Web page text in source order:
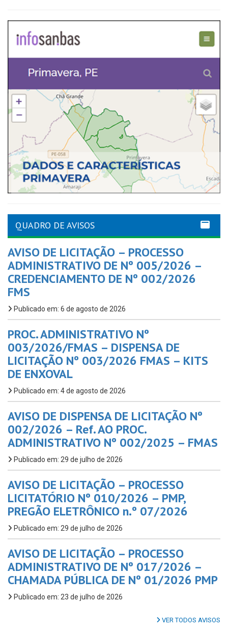
QUADRO DE AVISOS
AVISO DE LICITAÇÃO – PROCESSO
ADMINISTRATIVO DE Nº 005/2026 –
CREDENCIAMENTO DE Nº 002/2026
FMS
Publicado em: 6 de agosto de 2026
PROC. ADMINISTRATIVO Nº
003/2026/FMAS – DISPENSA DE
LICITAÇÃO Nº 003/2026 FMAS – KITS
DE ENXOVAL
Publicado em: 4 de agosto de 2026
AVISO DE DISPENSA DE LICITAÇÃO Nº
002/2026 – Ref. AO PROC.
ADMINISTRATIVO Nº 002/2025 – FMAS
Publicado em: 29 de julho de 2026
AVISO DE LICITAÇÃO – PROCESSO
LICITATÓRIO Nº 010/2026 – PMP,
PREGÃO ELETRÔNICO n.º 07/2026
Publicado em: 29 de julho de 2026
AVISO DE LICITAÇÃO – PROCESSO
ADMINISTRATIVO DE Nº 017/2026 –
CHAMADA PÚBLICA DE Nº 01/2026 PMP
Publicado em: 23 de julho de 2026
VER TODOS AVISOS